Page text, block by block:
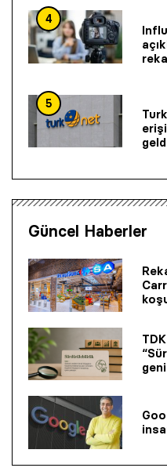
4
5
Güncel Haberler